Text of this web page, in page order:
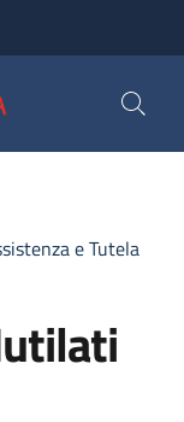
e Tutela